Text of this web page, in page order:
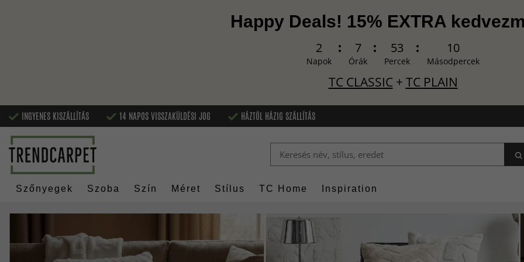
Happy Deals! 15% EXTRA
2
Napok
7
Órák
53
Percek
8
Másodpercek
TC CLASSIC+ TC PLAIN
INGYENES KISZÁLLÍTÁS 14 NAPOS VISSZAKÜLDÉSI JOG HÁZTÓL HÁZIG SZÁLLÍTÁS
Szőnyegek Szoba Szín Méret Stílus TC Home Inspiration